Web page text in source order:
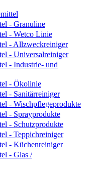
- Granuline
- Wetco Linie
- Allzweckreiniger
- Universalreiniger
- Industrie- und
- Ökolinie
- Sanitärreiniger
- Wischpflegeprodukte
- Sprayprodukte
- Schutzprodukte
- Teppichreiniger
- Küchenreiniger
- Glas /